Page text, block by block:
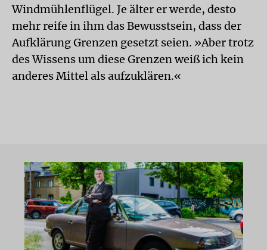
Windmühlenflügel. Je älter er werde, desto
mehr reife in ihm das Bewusstsein, dass der
Aufklärung Grenzen gesetzt seien. »Aber trotz
des Wissens um diese Grenzen weiß ich kein
anderes Mittel als aufzuklären.«